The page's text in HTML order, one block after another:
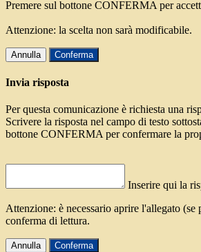
Premere sul bottone CONFERMA per
Attenzione: la scelta non sarà modificabile.
Annulla Conferma
Invia risposta
Per questa comunicazione è richiesta una
Scrivere la risposta nel campo di testo
bottone CONFERMA per confermare la
Inserire qui la
Attenzione: è necessario aprire l'allegato (se
conferma di lettura.
Annulla Conferma